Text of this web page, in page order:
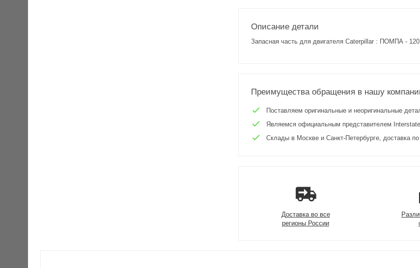
Описание детали
Запасная часть для двигателя Caterpillar : ПОМПА -
Преимущества обращения в нашу
Поставляем оригинальные и неоригинальные
Являемся официальным представителем
Склады в Москве и Санкт-Петербурге, доставка
Доставка во все
регионы России